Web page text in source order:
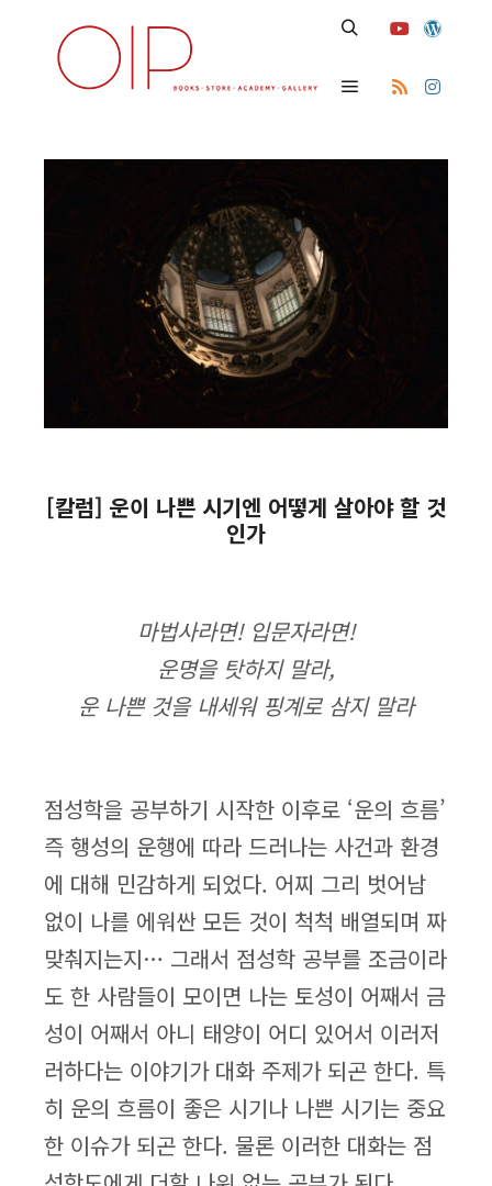
[칼럼] 운이 나쁜 시기엔 어떻게 살아야 할 것
인가
마법사라면! 입문자라면!
운명을 탓하지 말라,
운 나쁜 것을 내세워 핑계로 삼지 말라
점성학을 공부하기 시작한 이후로 ‘운의 흐름’
즉 행성의 운행에 따라 드러나는 사건과 환경
에 대해 민감하게 되었다. 어찌 그리 벗어남
없이 나를 에워싼 모든 것이 척척 배열되며 짜
맞춰지는지… 그래서 점성학 공부를 조금이라
도 한 사람들이 모이면 나는 토성이 어째서 금
성이 어째서 아니 태양이 어디 있어서 이러저
러하다는 이야기가 대화 주제가 되곤 한다. 특
히 운의 흐름이 좋은 시기나 나쁜 시기는 중요
한 이슈가 되곤 한다. 물론 이러한 대화는 점